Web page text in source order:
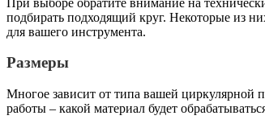
подбирать подходящий круг. Некоторые из
для вашего инструмента.
Размеры
Многое зависит от типа вашей циркулярной
работы – какой материал будет